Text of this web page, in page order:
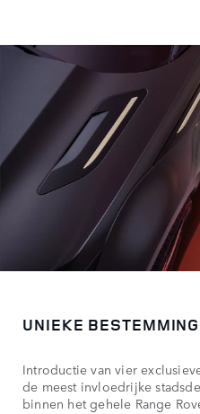
UNIEKE
Introductie van vier
de meest invloedrijke
binnen het gehele Range